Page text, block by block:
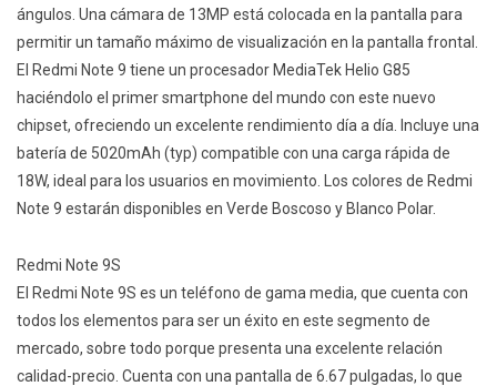
ángulos. Una cámara de 13MP está colocada en la pantalla para
permitir un tamaño máximo de visualización en la pantalla frontal.
El Redmi Note 9 tiene un procesador MediaTek Helio G85
haciéndolo el primer smartphone del mundo con este nuevo
chipset, ofreciendo un excelente rendimiento día a día. Incluye una
batería de 5020mAh (typ) compatible con una carga rápida de
18W, ideal para los usuarios en movimiento. Los colores de Redmi
Note 9 estarán disponibles en Verde Boscoso y Blanco Polar.
Redmi Note 9S
El Redmi Note 9S es un teléfono de gama media, que cuenta con
todos los elementos para ser un éxito en este segmento de
mercado, sobre todo porque presenta una excelente relación
calidad-precio. Cuenta con una pantalla de 6.67 pulgadas, lo que